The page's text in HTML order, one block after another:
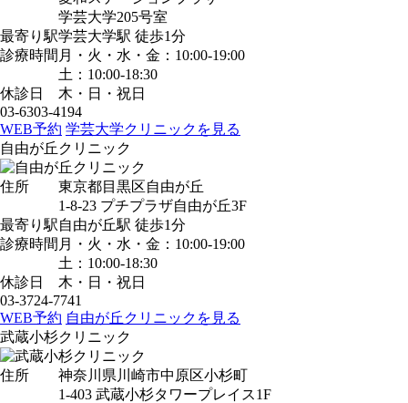
学芸大学205号室
最寄り駅学芸大学駅 徒歩1分
診療時間 月・火・水・金：10:00-19:00
土：10:00-18:30
休診日
木・日・祝日
03-6303-4194
WEB予約 学芸大学クリニックを見る
自由が丘クリニック
住所
東京都目黒区自由が丘
1-8-23 プチプラザ自由が丘3F
最寄り駅自由が丘駅 徒歩1分
診療時間 月・火・水・金：10:00-19:00
土：10:00-18:30
休診日
木・日・祝日
03-3724-7741
WEB予約 自由が丘クリニックを見る
武蔵小杉クリニック
住所
神奈川県川崎市中原区小杉町
1-403 武蔵小杉タワープレイス1F